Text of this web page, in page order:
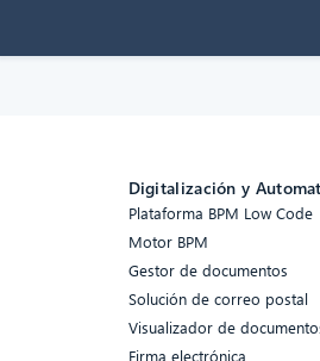
Digitalización y
Plataforma BPM Low Code
Motor BPM
Gestor de documentos
Solución de correo postal
Visualizador de
Firma electrónica